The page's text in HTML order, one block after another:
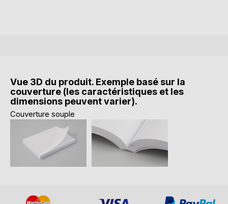
Vue 3D du produit. Exemple basé sur la
couverture (les caractéristiques et les
dimensions peuvent varier).
Couverture souple